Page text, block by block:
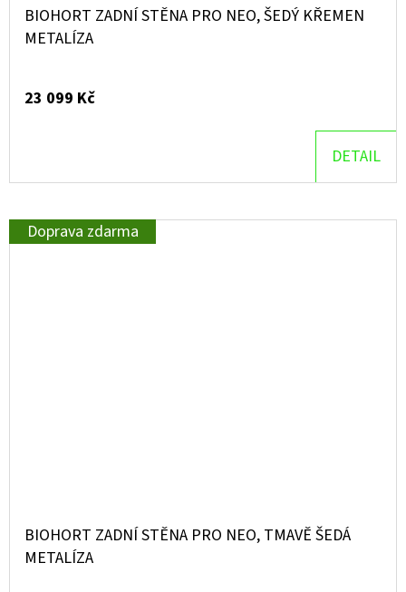
BIOHORT ZADNÍ STĚNA PRO NEO, ŠEDÝ KŘEMEN
METALÍZA
23 099 Kč
DETAIL
Doprava zdarma
BIOHORT ZADNÍ STĚNA PRO NEO, TMAVĚ ŠEDÁ
METALÍZA